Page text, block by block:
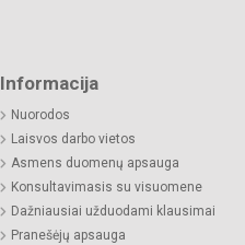
Informacija
Nuorodos
Laisvos darbo vietos
Asmens duomenų apsauga
Konsultavimasis su visuomene
Dažniausiai užduodami klausimai
Pranešėjų apsauga